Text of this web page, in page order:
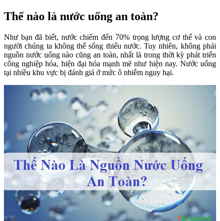
Thế nào là nước uống an toàn?
Như bạn đã biết, nước chiếm đến 70% trọng lượng cơ thể và con
người chúng ta không thể sống thiếu nước. Tuy nhiên, không phải
nguồn nước uống nào cũng an toàn, nhất là trong thời kỳ phát triển
công nghiệp hóa, hiện đại hóa mạnh mẽ như hiện nay. Nước uống
tại nhiều khu vực bị đánh giá ở mức ô nhiễm nguy hại.